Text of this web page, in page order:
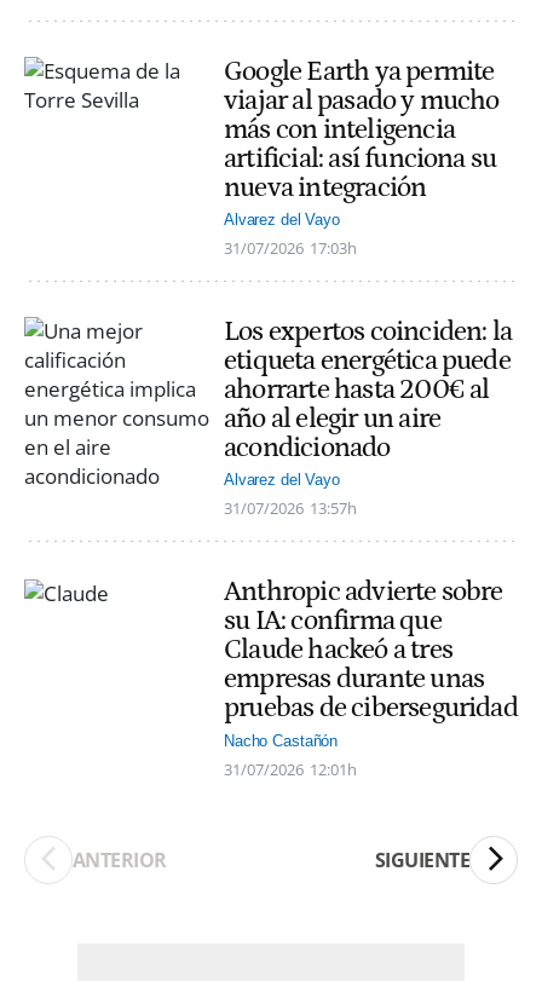
Google Earth ya permite
viajar al pasado y mucho
más con inteligencia
artificial: así funciona su
nueva integración
Alvarez del Vayo
31/07/2026 17:03h
Los expertos coinciden: la
etiqueta energética puede
ahorrarte hasta 200€ al
año al elegir un aire
acondicionado
Alvarez del Vayo
31/07/2026 13:57h
Anthropic advierte sobre
su IA: confirma que
Claude hackeó a tres
empresas durante unas
pruebas de ciberseguridad
Nacho Castañón
31/07/2026 12:01h
ANTERIOR SIGUIENTE